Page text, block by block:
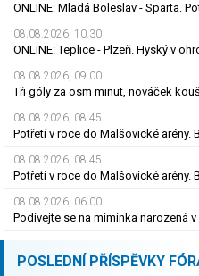
08.08.2026, 10.30
08.08.2026, 09.00
08.08.2026, 08.45
Potřetí v roce do Malšovické arény.
08.08.2026, 08.45
Potřetí v roce do Malšovické arény.
08.08.2026, 06.00
POSLEDNÍ PŘÍSPĚVKY